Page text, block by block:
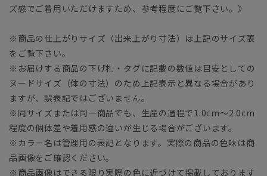
ズ感でご着用いただけますため、参考程度にご覧下さい。》
※商品の仕上がりサイズ（出来上がり寸法）は上記のサイズ表
をご覧下さい。
※お届けする商品の下げ札・タグに記載の数値は目安としての
ヌードサイズ（体の寸法）のため上記表示と異なる場合があり
ますが、誤表記ではございません。
※同サイズまたは同一商品でも、生産の過程で1.0cm～2.0cm
程度の個体差や着用感の違いが生じる場合がございます。
※カラー名は管理用の表記となります。実際の商品の色味は商
品画像をご確認ください。
※商品画像はできる限り実際の色に近づけて掲載しております